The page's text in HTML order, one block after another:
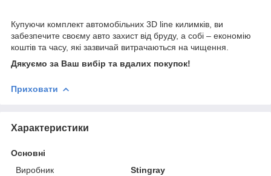
Купуючи комплект автомобільних 3D line килимків, ви
забезпечите своєму авто захист від бруду, а собі – економію
коштів та часу, які зазвичай витрачаються на чищення.
Дякуємо за Ваш вибір та вдалих покупок!
Приховати
Характеристики
Основні
Виробник
Stingray